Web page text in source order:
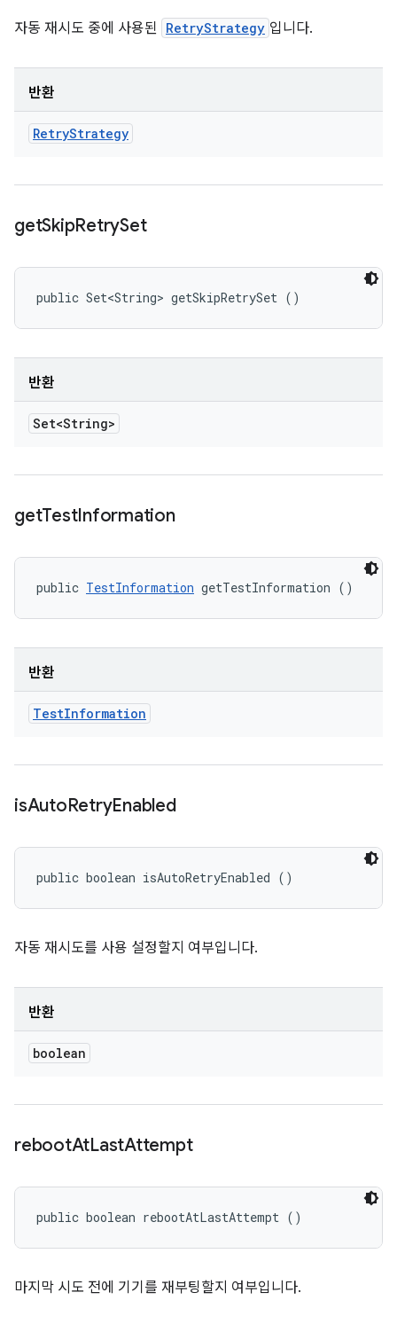
자동 재시도 중에 사용된 RetryStrategy 입니다.
반환
RetryStrategy
getSkipRetrySet
public Set<String> getSkipRetrySet ()
반환
Set<String>
getTestInformation
public TestInformation getTestInformation ()
반환
TestInformation
isAutoRetryEnabled
public boolean isAutoRetryEnabled ()
자동 재시도를 사용 설정할지 여부입니다.
반환
boolean
rebootAtLastAttempt
public boolean rebootAtLastAttempt ()
마지막 시도 전에 기기를 재부팅할지 여부입니다.